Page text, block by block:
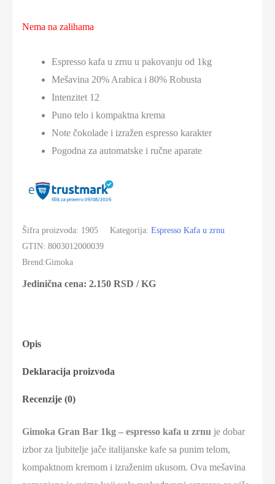
Nema na zalihama
Espresso kafa u zrnu u pakovanju od 1kg
Mešavina 20% Arabica i 80% Robusta
Intenzitet 12
Puno telo i kompaktna krema
Note čokolade i izražen espresso karakter
Pogodna za automatske i ručne aparate
Šifra proizvoda: 1905 Kategorija: Espresso Kafa u zrnu
GTIN: 8003012000039
Brend:Gimoka
Jedinična cena: 2.150 RSD / KG
Opis
Deklaracija proizvoda
Recenzije (0)
Gimoka Gran Bar 1kg – espresso kafa u zrnu je dobar
izbor za ljubitelje jače italijanske kafe sa punim telom,
kompaktnom kremom i izraženim ukusom. Ova mešavina